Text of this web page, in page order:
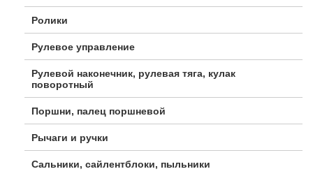
Ролики
Рулевое управление
Рулевой наконечник, рулевая тяга, кулак
поворотный
Поршни, палец поршневой
Рычаги и ручки
Сальники, сайлентблоки, пыльники